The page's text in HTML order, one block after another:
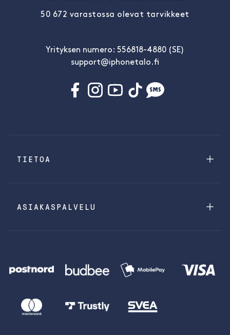
50 672 varastossa olevat tarvikkeet
Yrityksen numero: 556818-4880 (SE)
support@iphonetalo.fi
TIETOA
ASIAKASPALVELU